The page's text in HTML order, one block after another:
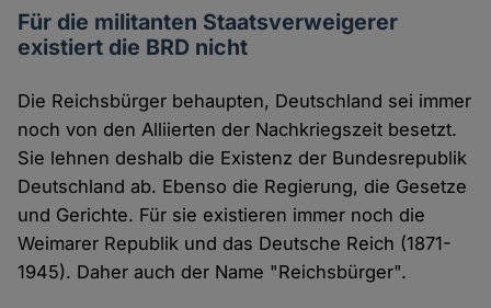
Für die militanten Staatsverweigerer
existiert die BRD nicht
Die Reichsbürger behaupten, Deutschland sei immer
noch von den Alliierten der Nachkriegszeit besetzt.
Sie lehnen deshalb die Existenz der Bundesrepublik
Deutschland ab. Ebenso die Regierung, die Gesetze
und Gerichte. Für sie existieren immer noch die
Weimarer Republik und das Deutsche Reich (1871-
1945). Daher auch der Name "Reichsbürger".